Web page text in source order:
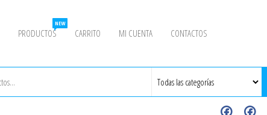
PRODUCTOS
NEW
CARRITO MI CUENTA CONTACTOS